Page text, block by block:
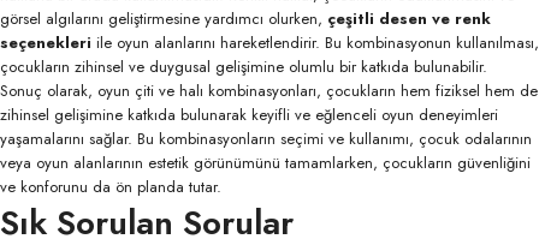
görsel algılarını geliştirmesine yardımcı olurken, çeşitli desen ve renk
seçenekleri ile oyun alanlarını hareketlendirir. Bu kombinasyonun kullanılması,
çocukların zihinsel ve duygusal gelişimine olumlu bir katkıda bulunabilir.
Sonuç olarak, oyun çiti ve halı kombinasyonları, çocukların hem fiziksel hem de
zihinsel gelişimine katkıda bulunarak keyifli ve eğlenceli oyun deneyimleri
yaşamalarını sağlar. Bu kombinasyonların seçimi ve kullanımı, çocuk odalarının
veya oyun alanlarının estetik görünümünü tamamlarken, çocukların güvenliğini
ve konforunu da ön planda tutar.
Sık Sorulan Sorular